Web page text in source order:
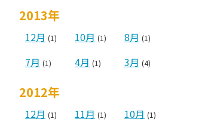
2013年
12月 (1) 10月 (1) 8月 (1)
7月 (1) 4月 (1) 3月 (4)
2012年
12月 (1) 11月 (1) 10月 (1)